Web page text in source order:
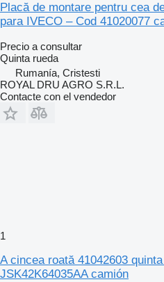
Placă de montare pentru cea
para IVECO – Cod 41020077
Precio a consultar
Quinta rueda
Rumanía, Cristesti
ROYAL DRU AGRO S.R.L.
Contacte con el vendedor
1
A cincea roată 41042603
JSK42K64035AA camión